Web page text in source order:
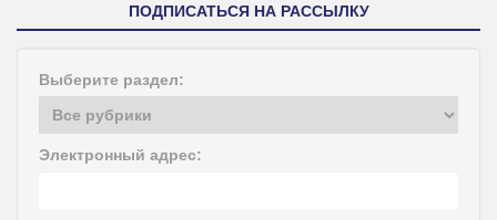
ПОДПИСАТЬСЯ НА РАССЫЛКУ
Выберите раздел:
Электронный адрес: